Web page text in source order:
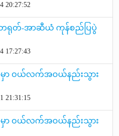
20:27:52
တရုတ်-အာဆီယံ ကုန်စည်ပြပွဲ
17:27:43
မှာ ဝယ်လက်အဝယ်နည်းသွား
21:31:15
မှာ ဝယ်လက်အဝယ်နည်းသွား